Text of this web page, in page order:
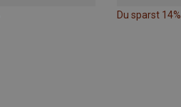
Du sparst 14%